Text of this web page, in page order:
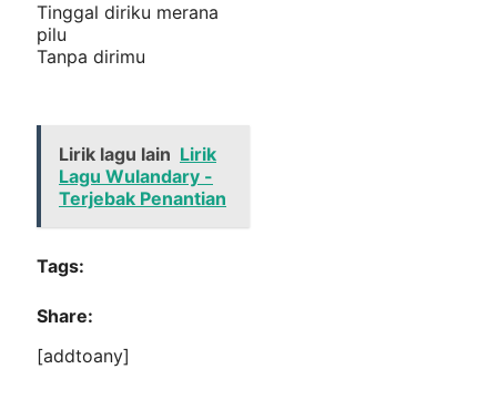
Tinggal diriku merana
pilu
Tanpa dirimu
Lirik lagu lain Lirik
Lagu Wulandary -
Terjebak Penantian
Tags:
Share:
[addtoany]